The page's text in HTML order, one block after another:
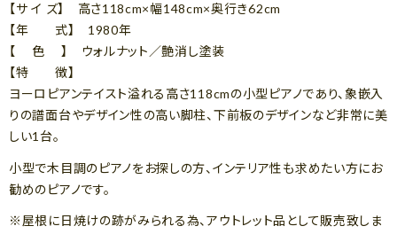
【サ イ ズ】 高さ118cm×幅148cm×奥行き62cm
【年 式】 1980年
【 色 】 ウォルナット／艶消し塗装
【特 徴】
ヨーロピアンテイスト溢れる高さ118cmの小型ピアノであり、象嵌入
りの譜面台やデザイン性の高い脚柱、下前板のデザインなど非常に美
しい1台。
小型で木目調のピアノをお探しの方、インテリア性も求めたい方にお
勧めのピアノです。
※屋根に日焼けの跡がみられる為、アウトレット品として販売致しま